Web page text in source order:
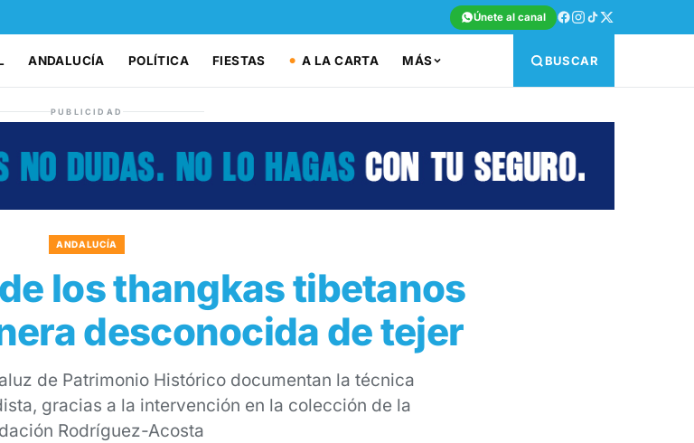
Únete al canal
ANDALUCÍA POLÍTICA FIESTAS A LA CARTA MÁS BUSCAR
PUBLICIDAD
ANDALUCÍA
los thangkas tibetanos
desconocida de tejer
de Patrimonio Histórico documentan la técnica
gracias a la intervención en la colección de la
Rodríguez-Acosta